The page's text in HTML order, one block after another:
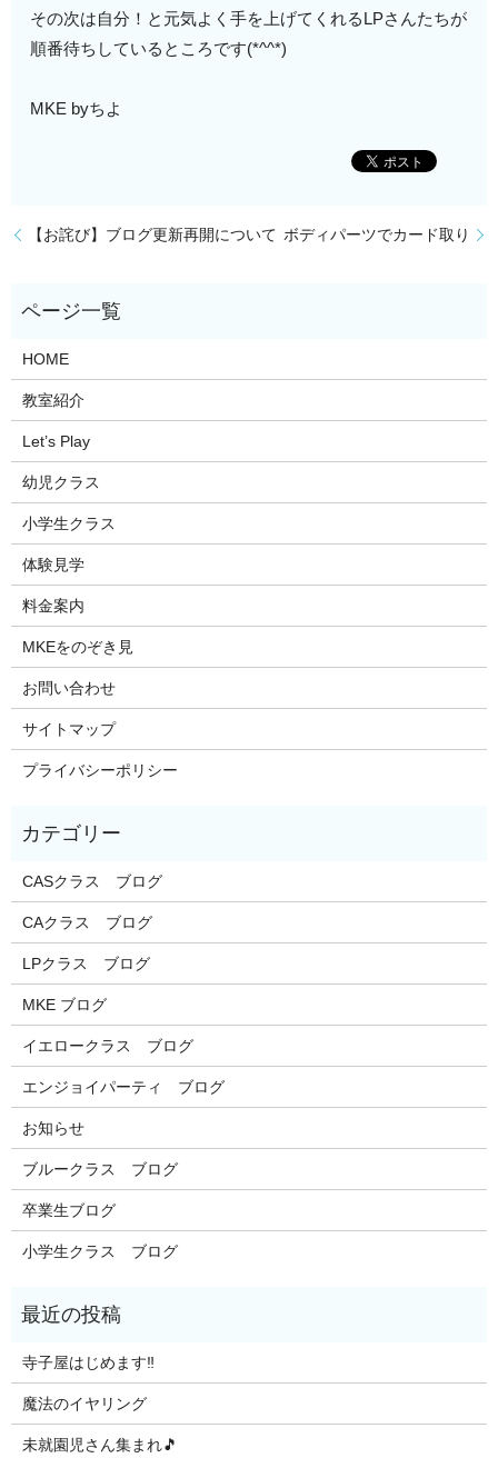
その次は自分！と元気よく手を上げてくれるLPさんたちが
順番待ちしているところです(*^^*)
MKE byちよ
【お詫び】ブログ更新再開について ボディパーツでカード取り
HOME
教室紹介
Let’s Play
幼児クラス
小学生クラス
体験見学
料金案内
MKEをのぞき見
お問い合わせ
サイトマップ
プライバシーポリシー
CASクラス ブログ
CAクラス ブログ
LPクラス ブログ
MKE ブログ
イエロークラス ブログ
エンジョイパーティ ブログ
お知らせ
ブルークラス ブログ
卒業生ブログ
小学生クラス ブログ
寺子屋はじめます‼️
魔法のイヤリング
未就園児さん集まれ🎵